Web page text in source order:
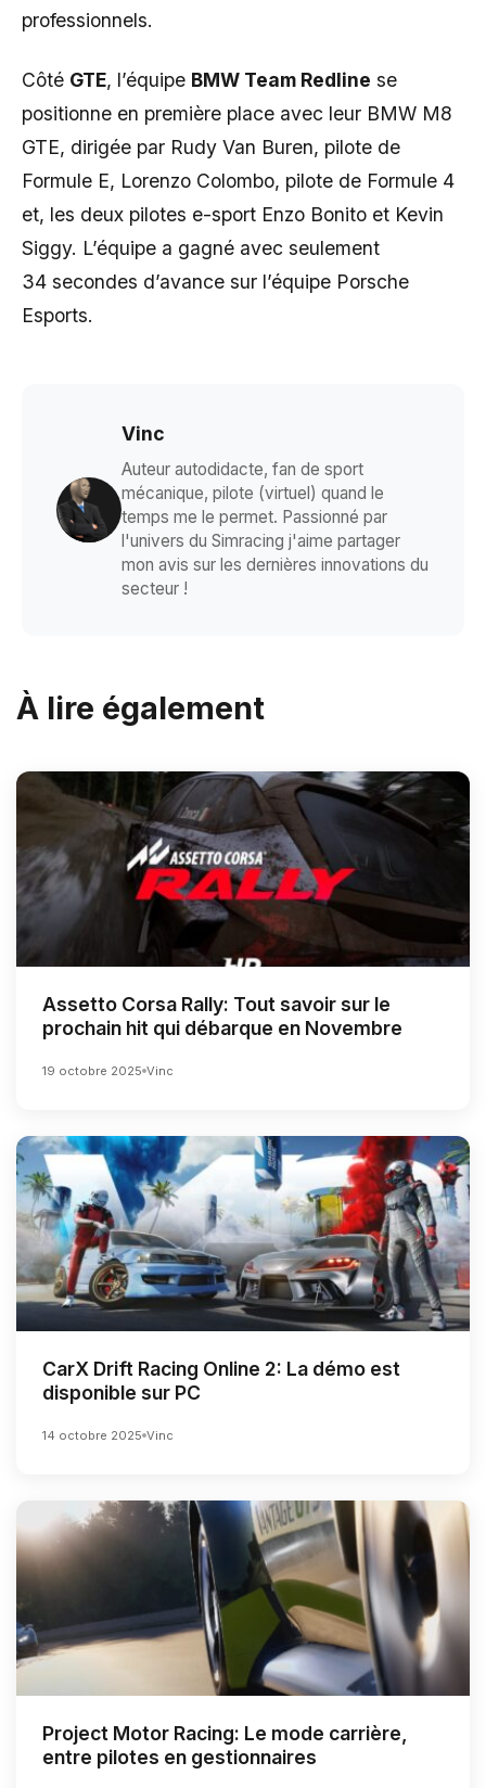
professionnels.
Côté GTE, l’équipe BMW Team Redline se
positionne en première place avec leur BMW M8
GTE, dirigée par Rudy Van Buren, pilote de
Formule E, Lorenzo Colombo, pilote de Formule 4
et, les deux pilotes e-sport Enzo Bonito et Kevin
Siggy. L’équipe a gagné avec seulement
34 secondes d’avance sur l’équipe Porsche
Esports.
Vinc
Auteur autodidacte, fan de sport
mécanique, pilote (virtuel) quand le
temps me le permet. Passionné par
l'univers du Simracing j'aime partager
mon avis sur les dernières innovations du
secteur !
À lire également
Assetto Corsa Rally: Tout savoir sur le
prochain hit qui débarque en Novembre
19 octobre 2025 Vinc
CarX Drift Racing Online 2: La démo est
disponible sur PC
14 octobre 2025 Vinc
Project Motor Racing: Le mode carrière,
entre pilotes en gestionnaires